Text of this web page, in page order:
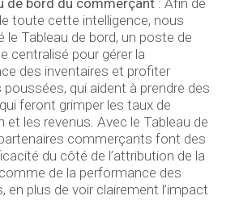
de bord du commerçant : Afin de
toute cette intelligence, nous
le Tableau de bord, un poste de
centralisé pour gérer la
des inventaires et profiter
poussées, qui aident à prendre des
feront grimper les taux de
et les revenus. Avec le Tableau de
commerçants font des
du côté de l’attribution de la
de la performance des
en plus de voir clairement l’impact